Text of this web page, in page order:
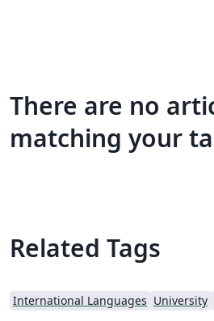
There are no
matching your
Related Tags
International Languages University